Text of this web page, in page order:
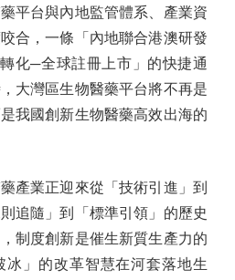
平台與內地監管體系、產業資
合，一條「內地聯合港澳研發
化─全球註冊上市」的快捷通
大灣區生物醫藥平台將不再是
我國創新生物醫藥高效出海的
業正迎來從「技術引進」到
追隨」到「標準引領」的歷史
制度創新是催生新質生產力的
冰」的改革智慧在河套落地生